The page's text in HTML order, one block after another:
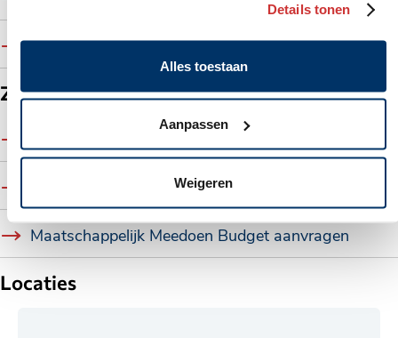
Details tonen
Alles toestaan
Aanpassen
Weigeren
Website Werk.nl
Zie ook
Maatschappelijk Meedoen Budget aanvragen
Locaties